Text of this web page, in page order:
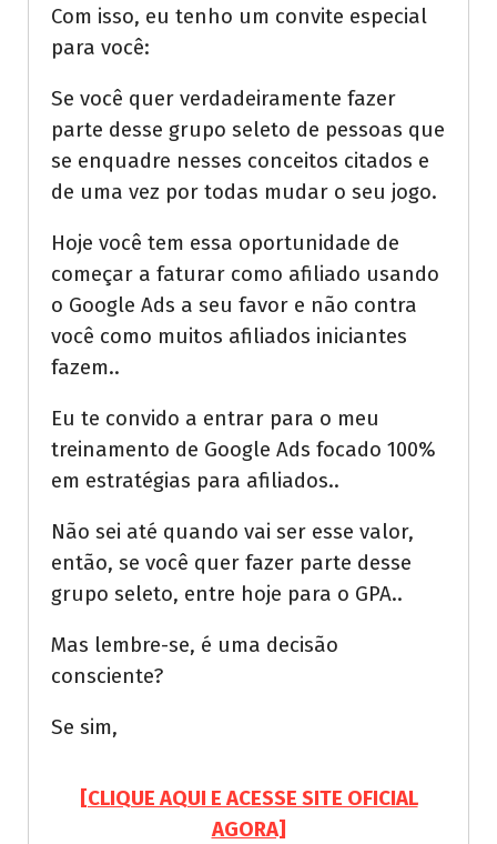
Com isso, eu tenho um convite especial
para você:
Se você quer verdadeiramente fazer
parte desse grupo seleto de pessoas que
se enquadre nesses conceitos citados e
de uma vez por todas mudar o seu jogo.
Hoje você tem essa oportunidade de
começar a faturar como afiliado usando
o Google Ads a seu favor e não contra
você como muitos afiliados iniciantes
fazem..
Eu te convido a entrar para o meu
treinamento de Google Ads focado 100%
em estratégias para afiliados..
Não sei até quando vai ser esse valor,
então, se você quer fazer parte desse
grupo seleto, entre hoje para o GPA..
Mas lembre-se, é uma decisão
consciente?
Se sim,
[CLIQUE AQUI E ACESSE SITE OFICIAL
AGORA]